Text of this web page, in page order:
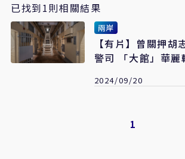
已找到1則相關結果
兩岸
【有片】曾關押胡
警司 「大館」華麗
2024/09/20
1